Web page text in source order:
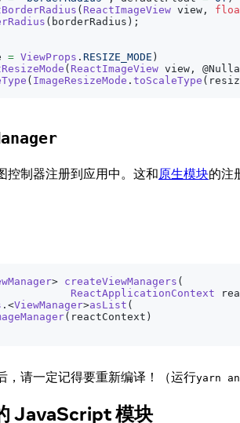
( ReactImageView view ,
( borderRadius ) ;
= ViewProps . RESIZE_MODE )
( ReactImageView view ,
( ImageResizeMode . toScaleType (
控制器注册到应用中。这和原生模块的注
> createViewManagers (
ReactApplicationContext
. <ViewManager>asList (
( reactContext )
，请一定记得要重新编译！（运行yarn
JavaScript 模块